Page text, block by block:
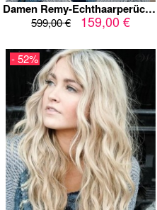
Damen Remy-Echthaarperücke Wavy Bob 12 Zoll – Schokoladenbraun mit Karamell-Highlights – Full Lace, Lace Front & Kappenlos – wellig gestuft
599,00 € 159,00 €
- 52%